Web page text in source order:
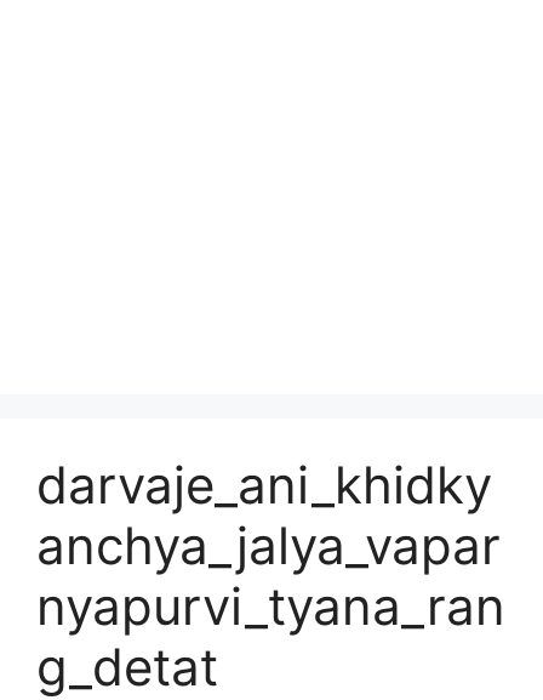
darvaje_ani_khidky
anchya_jalya_vapar
nyapurvi_tyana_ran
g_detat